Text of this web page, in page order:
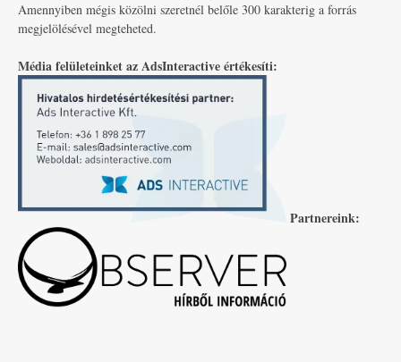
Amennyiben mégis közölni szeretnél belőle 300 karakterig a forrás
megjelölésével megteheted.
Média felületeinket az AdsInteractive értékesíti:
Partnereink: